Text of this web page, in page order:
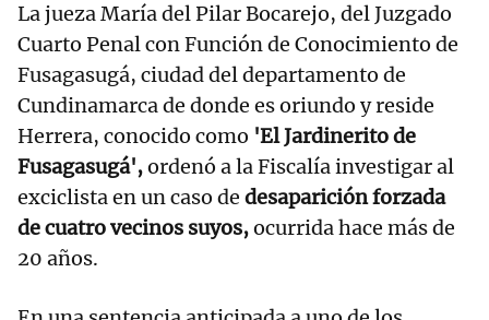
La jueza María del Pilar Bocarejo, del Juzgado
Cuarto Penal con Función de Conocimiento de
Fusagasugá, ciudad del departamento de
Cundinamarca de donde es oriundo y reside
Herrera, conocido como 'El Jardinerito de
Fusagasugá',ordenó a la Fiscalía investigar al
exciclista en un caso de desaparición forzada
de cuatro vecinos suyos,ocurrida hace más de
20 años.